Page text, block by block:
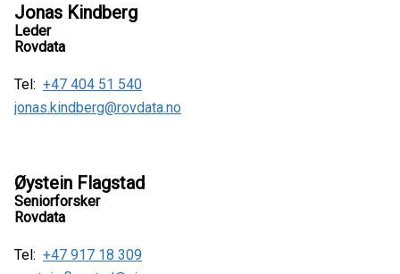
Jonas Kindberg
Leder
Rovdata
Tel: +47 404 51 540
jonas.kindberg@rovdata.no
Øystein Flagstad
Seniorforsker
Rovdata
Tel: +47 917 18 309